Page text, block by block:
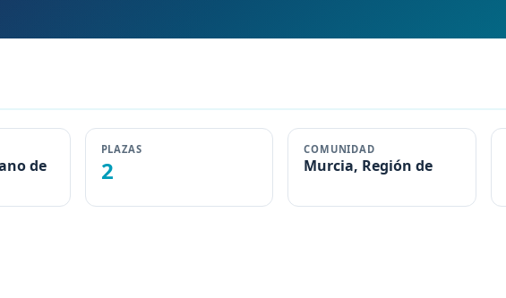
de
PLAZAS
2
COMUNIDAD
Murcia, Región de